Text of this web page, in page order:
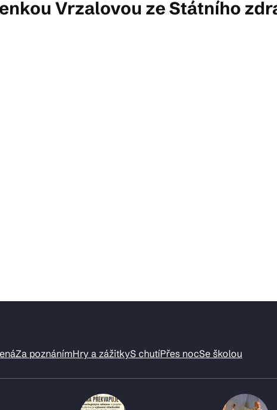
Vrzalovou ze Státního
Za poznánímHry a zážitkyS chutíPřes nocSe školou